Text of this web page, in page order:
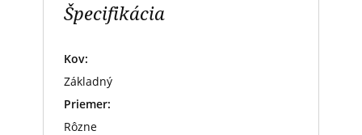
Špecifikácia
Kov:
Základný
Priemer:
Rôzne